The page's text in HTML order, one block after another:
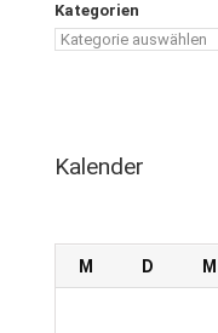
Kategorien
Kalender
M D M